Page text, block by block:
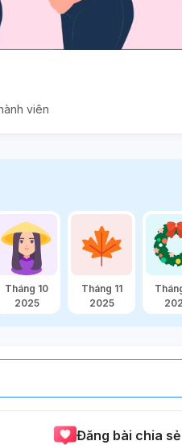
viên
Tháng 10
2025
Tháng 11
2025
Đăng bài chia sẻ